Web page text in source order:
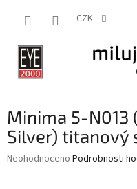
CZK
Minima 5-N013
Silver) titanový
Průměrné
Neohodnoceno Podrobnosti